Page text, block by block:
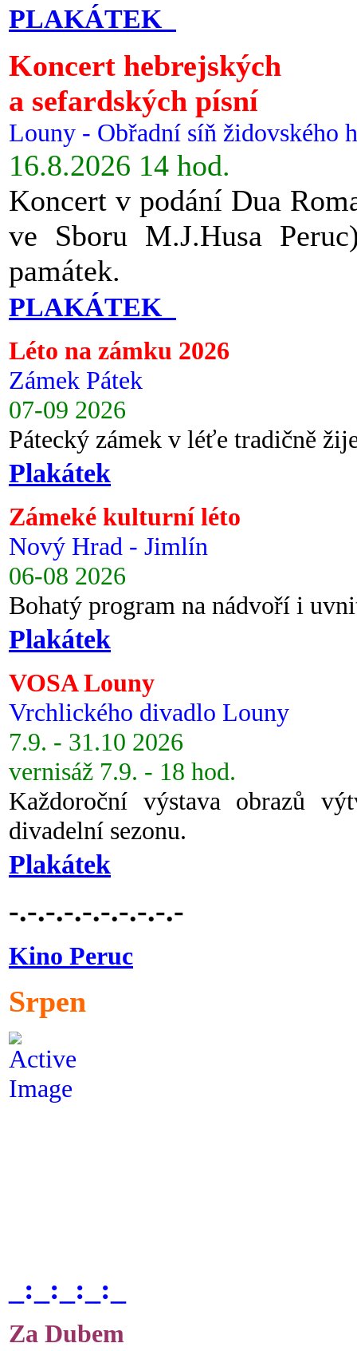
PLAKÁTEK
Koncert hebrejských
a sefardských písní
Louny - Obřadní síň židovského
16.8.2026 14 hod.
Koncert v podání Dua
ve Sboru M.J.Husa
památek.
PLAKÁTEK
Léto na zámku 2026
Zámek Pátek
07-09 2026
Pátecký zámek v léťe tradičně
Plakátek
Zámeké kulturní léto
Nový Hrad - Jimlín
06-08 2026
Bohatý program na nádvoří i
Plakátek
VOSA Louny
Vrchlického divadlo Louny
7.9. - 31.10 2026
vernisáž 7.9. - 18 hod.
Každoroční výstava obrazů
divadelní sezonu.
Plakátek
-.-.-.-.-.-.-.-.-.-
Kino Peruc
Srpen
_:_:_:_:_
Za Dubem